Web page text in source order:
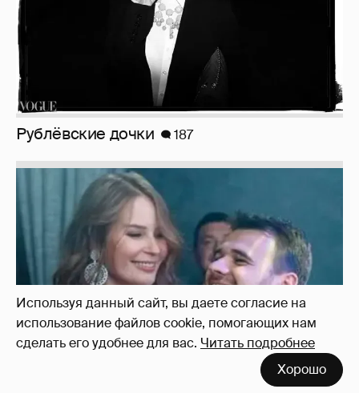
Используя данный сайт, вы даете согласие на
использование файлов cookie, помогающих нам
сделать его удобнее для вас. Читать подробнее
Хорошо
Неужели правда?